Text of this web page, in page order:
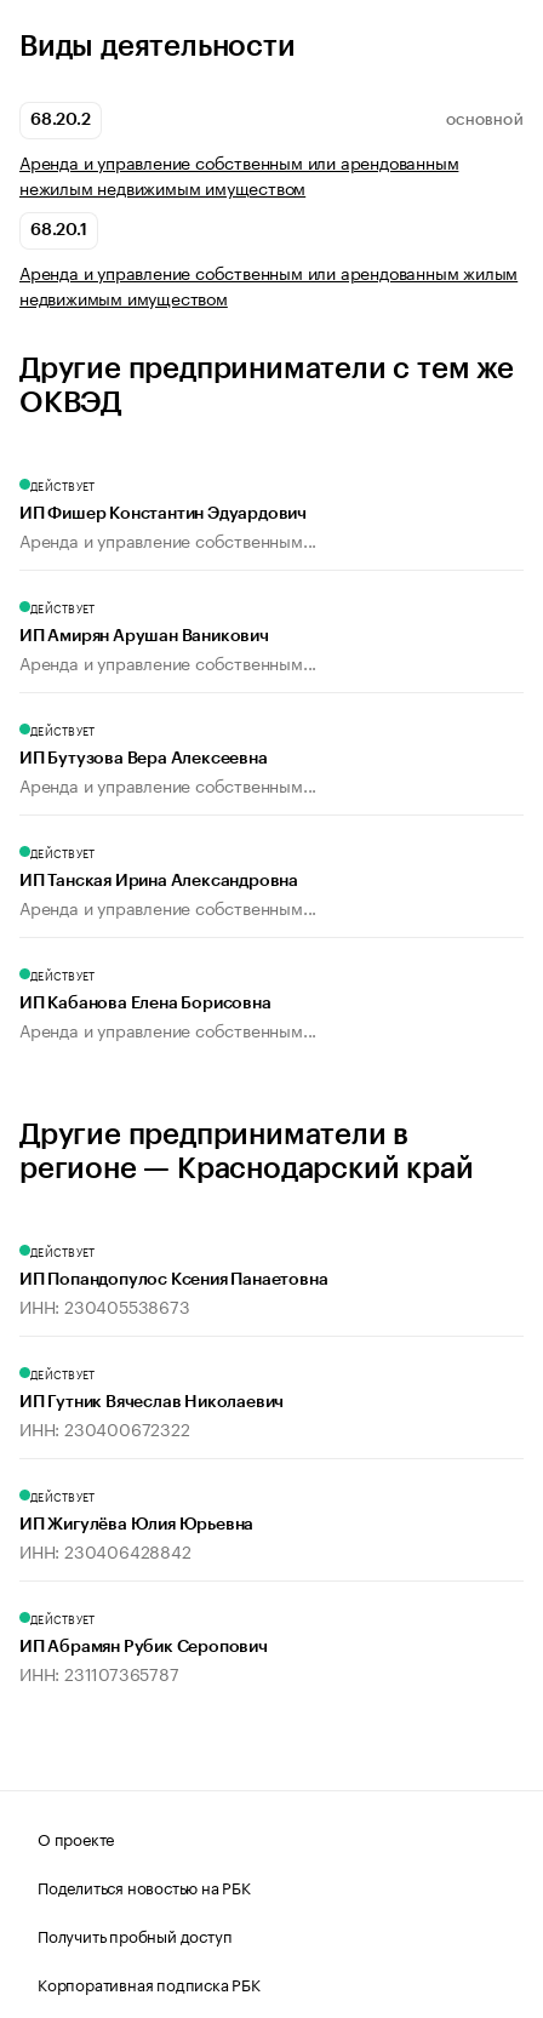
Виды деятельности
68.20.2 ОСНОВНОЙ
Аренда и управление собственным или арендованным
нежилым недвижимым имуществом
68.20.1
Аренда и управление собственным или арендованным жилым
недвижимым имуществом
Другие предприниматели с тем же
ОКВЭД
ДЕЙСТВУЕТ
ИП Фишер Константин Эдуардович
Аренда и управление собственным...
ДЕЙСТВУЕТ
ИП Амирян Арушан Ваникович
Аренда и управление собственным...
ДЕЙСТВУЕТ
ИП Бутузова Вера Алексеевна
Аренда и управление собственным...
ДЕЙСТВУЕТ
ИП Танская Ирина Александровна
Аренда и управление собственным...
ДЕЙСТВУЕТ
ИП Кабанова Елена Борисовна
Аренда и управление собственным...
Другие предприниматели в
регионе — Краснодарский край
ДЕЙСТВУЕТ
ИП Попандопулос Ксения Панаетовна
ИНН: 230405538673
ДЕЙСТВУЕТ
ИП Гутник Вячеслав Николаевич
ИНН: 230400672322
ДЕЙСТВУЕТ
ИП Жигулёва Юлия Юрьевна
ИНН: 230406428842
ДЕЙСТВУЕТ
ИП Абрамян Рубик Серопович
ИНН: 231107365787
О проекте
Поделиться новостью на РБК
Получить пробный доступ
Корпоративная подписка РБК